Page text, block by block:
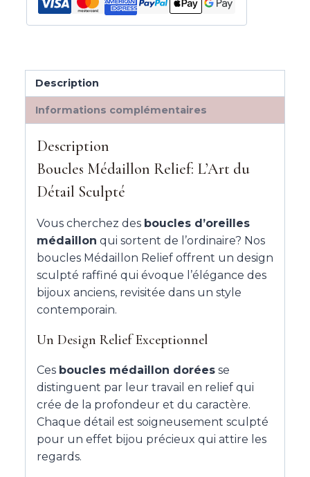
Description
Informations complémentaires
Description
Boucles Médaillon Relief: L’Art du
Détail Sculpté
Vous cherchez des boucles d’oreilles
médaillon qui sortent de l’ordinaire? Nos
boucles Médaillon Relief offrent un design
sculpté raffiné qui évoque l’élégance des
bijoux anciens, revisitée dans un style
contemporain.
Un Design Relief Exceptionnel
Ces boucles médaillon dorées se
distinguent par leur travail en relief qui
crée de la profondeur et du caractère.
Chaque détail est soigneusement sculpté
pour un effet bijou précieux qui attire les
regards.